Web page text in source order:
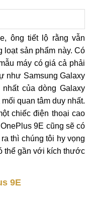
ông tiết lộ rằng vẫn
loạt sản phẩm này. Có
máy có giá cả phải
như Samsung Galaxy
của dòng Galaxy
quan tâm duy nhất.
chiếc điện thoại cao
9E cũng sẽ có
thì chúng tôi hy vọng
thể gần với kích thước
9E